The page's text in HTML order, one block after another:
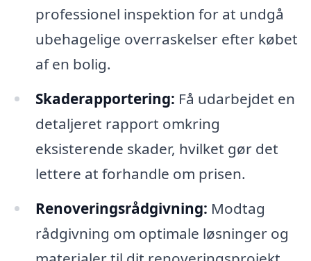
professionel inspektion for at undgå
ubehagelige overraskelser efter købet
af en bolig.
Skaderapportering: Få udarbejdet en
detaljeret rapport omkring
eksisterende skader, hvilket gør det
lettere at forhandle om prisen.
Renoveringsrådgivning: Modtag
rådgivning om optimale løsninger og